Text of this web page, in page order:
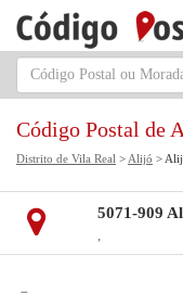
Código Postal de
Distrito de Vila Real > Alijó >
5071-909
,